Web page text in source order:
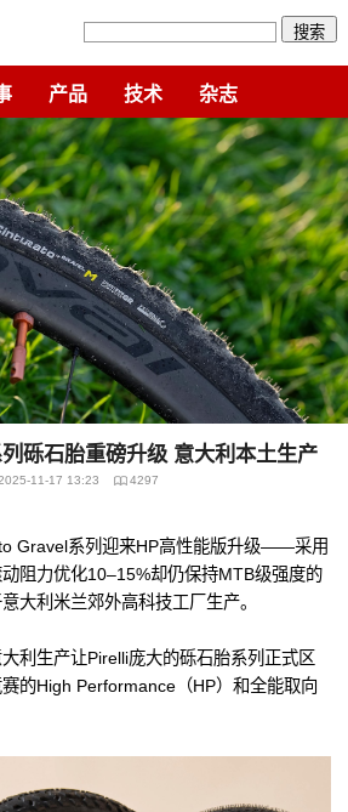
搜索
产品 技术 杂志
砾石胎重磅升级 意大利本土生产
11-17 13:23 4297
Gravel系列迎来HP高性能版升级——采用
阻力优化10–15%却仍保持MTB级强度的
大利米兰郊外高科技工厂生产。
利生产让Pirelli庞大的砾石胎系列正式区
的High Performance（HP）和全能取向